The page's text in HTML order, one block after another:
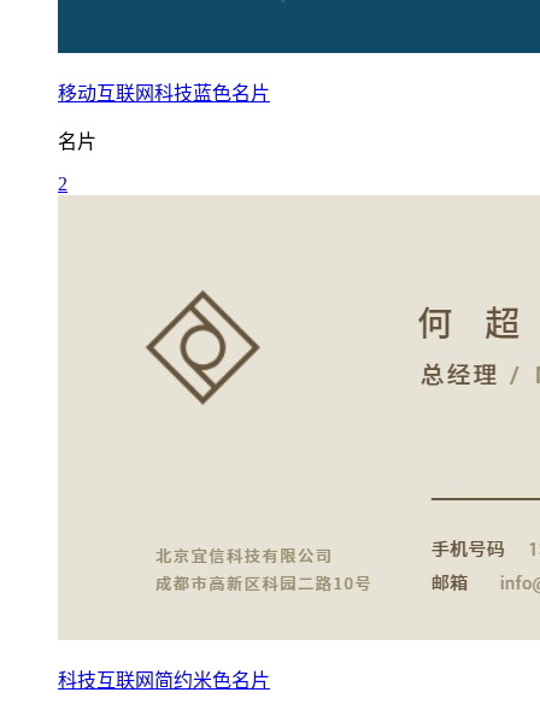
移动互联网科技蓝色名片
名片
2
科技互联网简约米色名片